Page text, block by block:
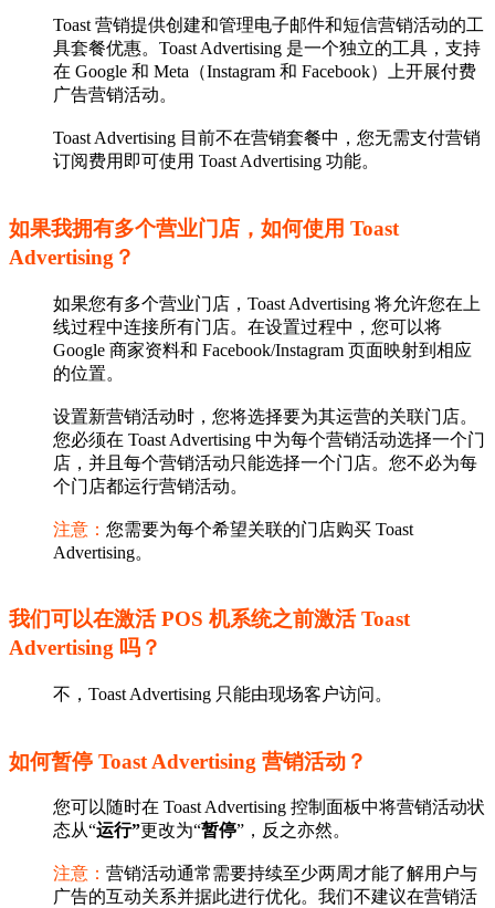
Toast 营销提供创建和管理电子邮件和短信营销活动的工
具套餐优惠。Toast Advertising 是一个独立的工具，支持
在 Google 和 Meta（Instagram 和 Facebook）上开展付费
广告营销活动。
Toast Advertising 目前不在营销套餐中，您无需支付营销
订阅费用即可使用 Toast Advertising 功能。
如果我拥有多个营业门店，如何使用 Toast
Advertising？
如果您有多个营业门店，Toast Advertising 将允许您在上
线过程中连接所有门店。在设置过程中，您可以将
Google 商家资料和 Facebook/Instagram 页面映射到相应
的位置。
设置新营销活动时，您将选择要为其运营的关联门店。
您必须在 Toast Advertising 中为每个营销活动选择一个门
店，并且每个营销活动只能选择一个门店。您不必为每
个门店都运行营销活动。
注意： 您需要为每个希望关联的门店购买 Toast
Advertising。
我们可以在激活 POS 机系统之前激活 Toast
Advertising 吗？
不，Toast Advertising 只能由现场客户访问。
如何暂停 Toast Advertising 营销活动？
您可以随时在 Toast Advertising 控制面板中将营销活动状
态从“运行”更改为“暂停”，反之亦然。
注意： 营销活动通常需要持续至少两周才能了解用户与
广告的互动关系并据此进行优化。我们不建议在营销活